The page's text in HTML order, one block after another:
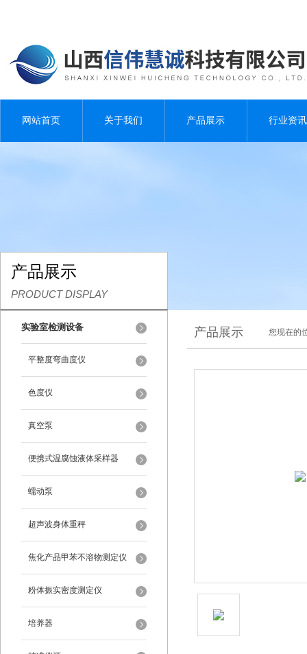
网站首页 关于我们 产品展示 行业资讯
产品展示
PRODUCT DISPLAY
实验室检测设备
平整度弯曲度仪
色度仪
真空泵
便携式温腐蚀液体采样器
蠕动泵
超声波身体重秤
焦化产品甲苯不溶物测定仪
粉体振实密度测定仪
培养器
产品展示 您现在的